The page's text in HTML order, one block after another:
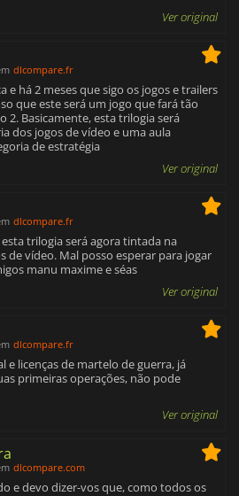
Ver original
dlcompare.fr
e há 2 meses que sigo os jogos e trailers
que este será um jogo que fará tão
2. Basicamente, esta trilogia será
dos jogos de vídeo e uma aula
de estratégia
Ver original
dlcompare.fr
trilogia será agora tintada na
de vídeo. Mal posso esperar para jogar
manu maxime e séas
Ver original
dlcompare.fr
e licenças de martelo de guerra, já
primeiras operações, não pode
Ver original
dlcompare.com
e devo dizer-vos que, como todos os